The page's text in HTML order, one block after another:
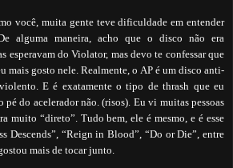
você, muita gente teve dificuldade em entender
alguma maneira, acho que o disco não era
esperavam do Violator, mas devo te confessar que
mais gosto nele. Realmente, o AP é um disco anti-
E é exatamente o tipo de thrash que eu
pé do acelerador não. (risos). Eu vi muitas pessoas
muito “direto”. Tudo bem, ele é mesmo, e é esse
Descends”, “Reign in Blood”, “Do or Die”, entre
mais de tocar junto.